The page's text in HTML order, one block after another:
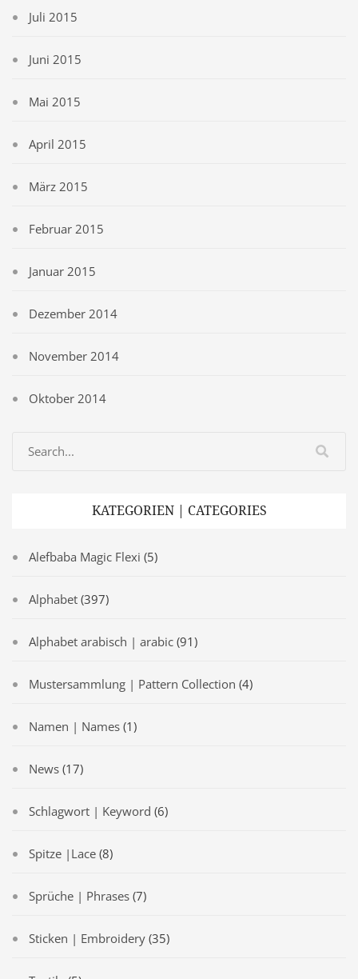
Juli 2015
Juni 2015
Mai 2015
April 2015
März 2015
Februar 2015
Januar 2015
Dezember 2014
November 2014
Oktober 2014
KATEGORIEN | CATEGORIES
Alefbaba Magic Flexi (5)
Alphabet (397)
Alphabet arabisch | arabic (91)
Mustersammlung | Pattern Collection (4)
Namen | Names (1)
News (17)
Schlagwort | Keyword (6)
Spitze |Lace (8)
Sprüche | Phrases (7)
Sticken | Embroidery (35)